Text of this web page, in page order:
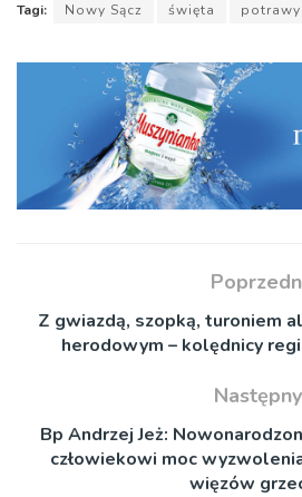
Tagi: Nowy Sącz święta potrawy
Z gwiazdą, szopką, turoniem
herodowym – kolędnicy
Następny
Bp Andrzej Jeż:
człowiekowi moc
więzów